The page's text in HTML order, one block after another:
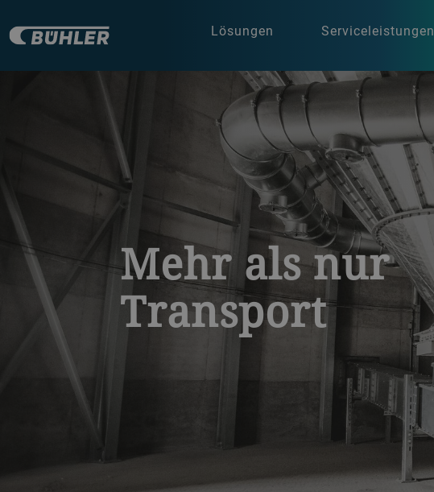
Lösungen Serviceleistungen
Mehr als nur
Transport